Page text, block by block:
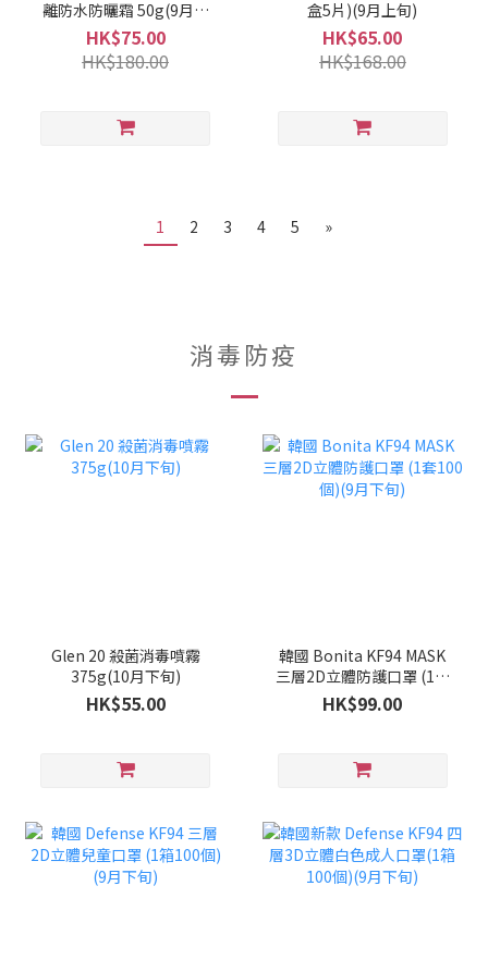
離防水防曬霜 50g(9月上
旬)
HK$75.00
HK$180.00
盒5片)(9月上旬)
HK$65.00
HK$168.00
1 2 3 4 5 »
消毒防疫
Glen 20 殺菌消毒噴霧
375g(10月下旬)
HK$55.00
韓國 Bonita KF94 MASK
三層2D立體防護口罩 (1套
100個)(9月下旬)
HK$99.00